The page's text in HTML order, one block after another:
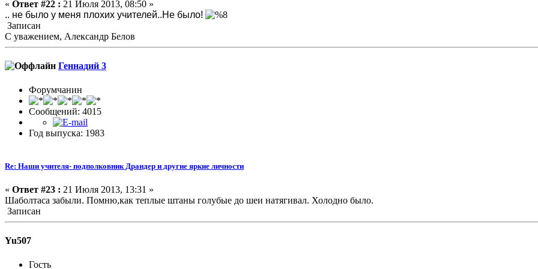
« Ответ #22 : 21 Июля 2013, 08:50 »
.. не было у меня плохих учителей..Не было!
Записан
С уважением, Александр Белов
Геннадий 3
Форумчанин
Сообщений: 4015
Год выпуска: 1983
Re: Наши учителя- подполковник Драндер и другие яркие личности
« Ответ #23 : 21 Июля 2013, 13:31 »
Шаболтаса забыли. Помню,как теплые штаны голубые до шеи натягивал. Холодно было.
Записан
Yu507
Гость